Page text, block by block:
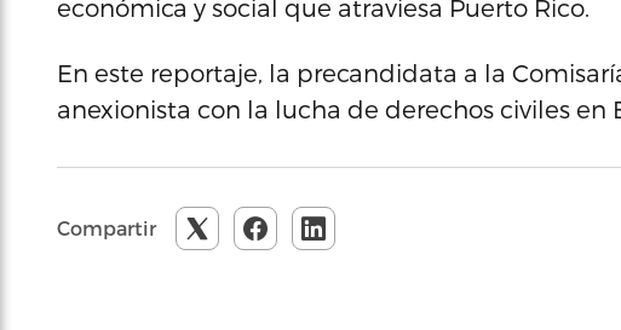
económica y social que atraviesa Puerto Rico.
En este reportaje, la precandidata a la
anexionista con la lucha de derechos civiles en
Compartir